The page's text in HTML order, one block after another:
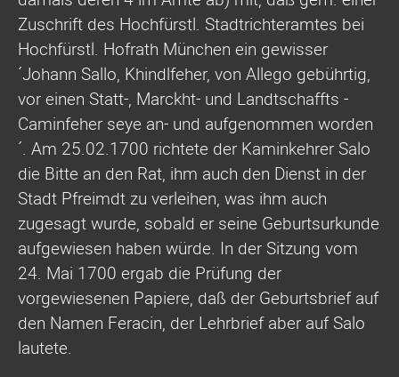
Zuschrift des Hochfürstl. Stadtrichteramtes bei
Hochfürstl. Hofrath München ein gewisser
´Johann Sallo, Khindlfeher, von Allego gebührtig,
vor einen Statt-, Marckht- und Landtschaffts -
Caminfeher seye an- und aufgenommen worden
´. Am 25.02.1700 richtete der Kaminkehrer Salo
die Bitte an den Rat, ihm auch den Dienst in der
Stadt Pfreimdt zu verleihen, was ihm auch
zugesagt wurde, sobald er seine Geburtsurkunde
aufgewiesen haben würde. In der Sitzung vom
24. Mai 1700 ergab die Prüfung der
vorgewiesenen Papiere, daß der Geburtsbrief auf
den Namen Feracin, der Lehrbrief aber auf Salo
lautete.